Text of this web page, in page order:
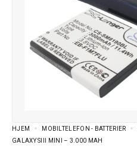
HJEM MOBILTELEFON - BATTERIER
GALAXY SIII MINI – 3.000 MAH